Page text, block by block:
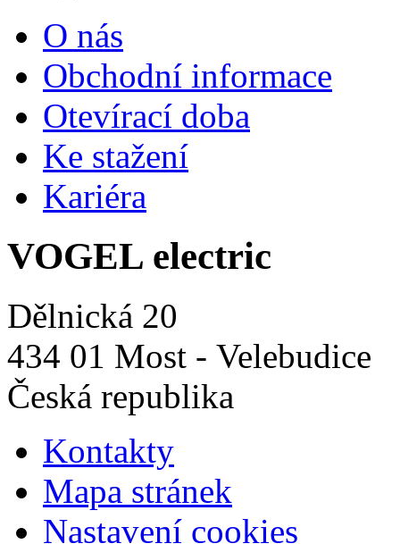
O nás
Obchodní informace
Otevírací doba
Ke stažení
Kariéra
VOGEL electric
Dělnická 20
434 01 Most - Velebudice
Česká republika
Kontakty
Mapa stránek
Nastavení cookies